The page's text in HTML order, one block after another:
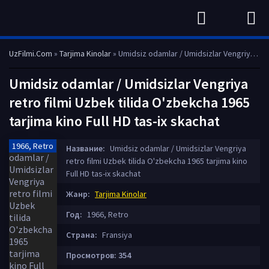
UzFilmi.Com » Tarjima Kinolar» Umidsiz odamlar / Umidsizlar Vengriya retro filmi Uzbek tilida O'zbekcha 1965 tarjima kino Full HD tas-ix skachat
Umidsiz odamlar / Umidsizlar Vengriya
retro filmi Uzbek tilida O'zbekcha 1965
tarjima kino Full HD tas-ix skachat
1966, Retro Название: Umidsiz odamlar / Umidsizlar Vengriya
retro filmi Uzbek tilida O'zbekcha 1965 tarjima kino
Full HD tas-ix skachat
Жанр: Tarjima Kinolar
Год: 1966, Retro
Страна: Fransiya
Просмотров: 354